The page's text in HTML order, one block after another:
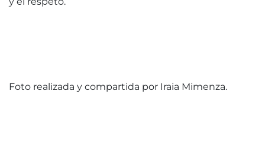
Foto realizada y compartida por Iraia Mimenza.